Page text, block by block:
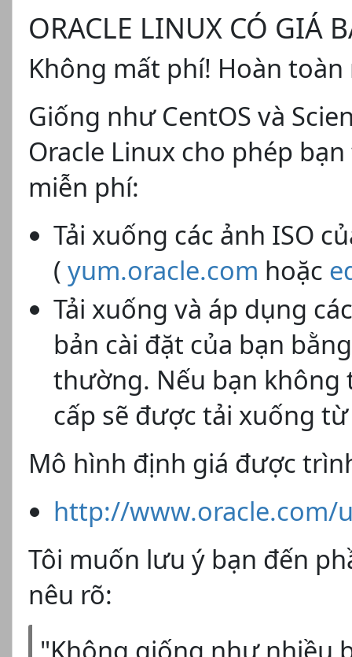
ORACLE LINUX CÓ GIÁ
Không mất phí! Hoàn
Giống như CentOS và
Oracle Linux cho phép
miễn phí:
Tải xuống các ảnh ISO
( yum.oracle.com hoặc
Tải xuống và áp dụng
bản cài đặt của bạn
thường. Nếu bạn không
cấp sẽ được tải xuống
Mô hình định giá được
http://www.oracle.com/
Tôi muốn lưu ý bạn đến
nêu rõ: